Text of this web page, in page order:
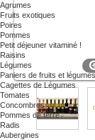
Agrumes
Fruits exotiques
Poires
Pommes
Petit déjeuner vitaminé !
Raisins
Légumes
Paniers de fruits et légumes
Cagettes de Légumes
Tomates
Concombres
Pommes de terre
Radis
Aubergines